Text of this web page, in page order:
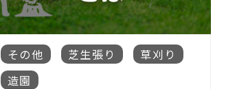
その他 芝生張り
草刈り
造園